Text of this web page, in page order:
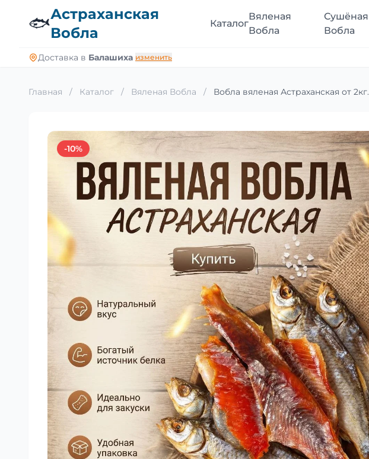
🐟Астраханская
Вобла
Каталог
Вяленая
Вобла
Сушёная
Вобла
Доставка в Балашиха изменить
Главная / Каталог / Вяленая Вобла / Вобла вяленая Астраханская от 2кг.
-10%